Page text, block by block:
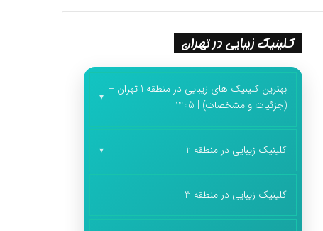
کلینیک زیبایی در تهران
بهترین کلینیک های زیبایی در منطقه 1 تهران +
(جزئیات و مشخصات) | 1405
کلینیک زیبایی در منطقه 2
کلینیک زیبایی در منطقه 3